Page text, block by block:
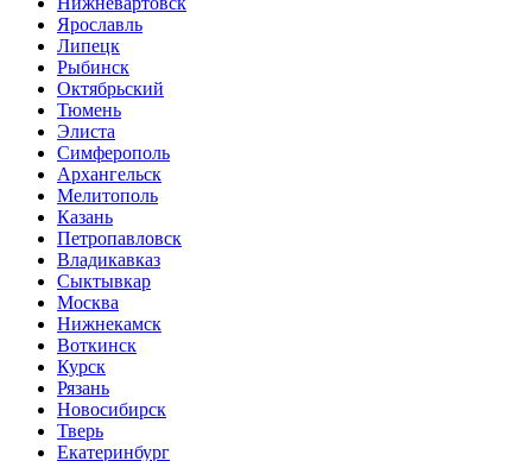
Ярославль
Липецк
Рыбинск
Октябрьский
Тюмень
Элиста
Симферополь
Архангельск
Мелитополь
Казань
Петропавловск
Владикавказ
Сыктывкар
Москва
Нижнекамск
Воткинск
Курск
Рязань
Новосибирск
Тверь
Екатеринбург